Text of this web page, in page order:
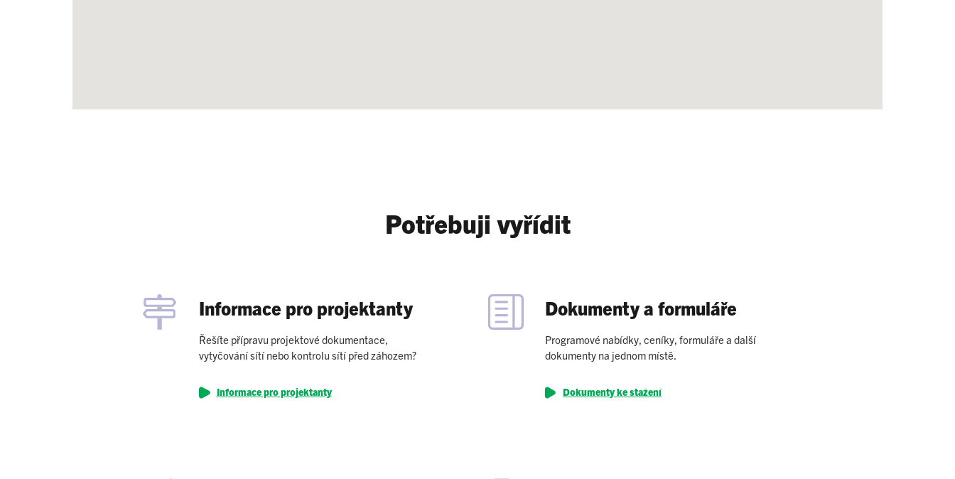
Potřebuji vyřídit
Informace pro projektanty
Řešíte přípravu projektové dokumentace,
vytyčování sítí nebo kontrolu sítí před záhozem?
Informace pro projektanty
Dokumenty a formuláře
Programové nabídky, ceníky, formuláře a další
dokumenty na jednom místě.
Dokumenty ke stažení